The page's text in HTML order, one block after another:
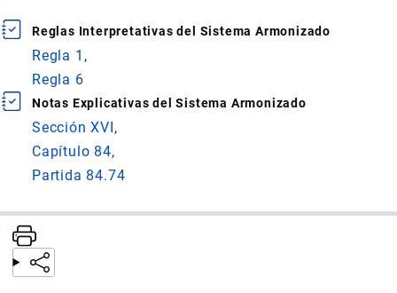
Reglas Interpretativas del Sistema Armonizado
Regla 1
Regla 6
Notas Explicativas del Sistema Armonizado
Sección XVI
Capítulo 84
Partida 84.74